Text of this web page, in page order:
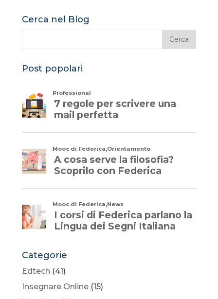
e
b
o
o
te
r
e
dI
n
A
p
Cerca nel Blog
Post popolari
Categorie
Edtech (41)
Insegnare Online(15)